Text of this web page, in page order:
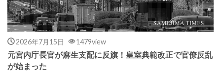
2026年7月15日 1479view
元宮内庁長官が麻生支配に反旗！皇室典範改正で官僚反乱
が始まった